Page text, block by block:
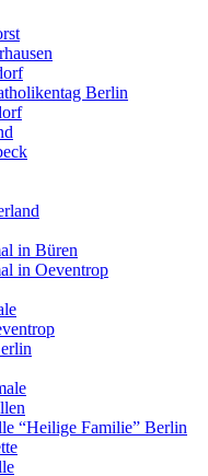
Berlin
in Büren
in Oeventrop
“Heilige Familie” Berlin